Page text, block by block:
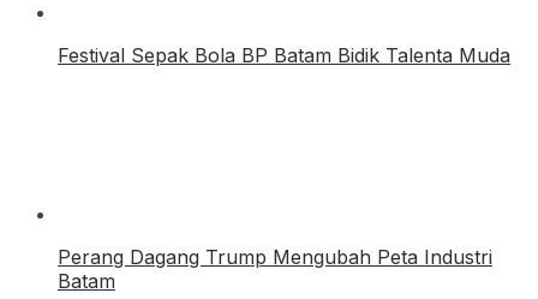
Festival Sepak Bola BP Batam Bidik Talenta Muda
Perang Dagang Trump Mengubah Peta Industri
Batam